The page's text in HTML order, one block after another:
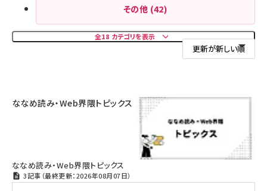
その他 (42)
全18 カテゴリを表示
ななめ読み・Web界隈トピックス
ななめ読み・Web界隈トピックス
3記事（最終更新：2026年08月07日）